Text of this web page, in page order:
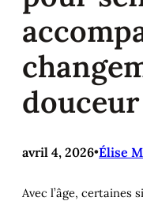
douceur
avril 4, 2026•Élise
Avec l’âge, certaines